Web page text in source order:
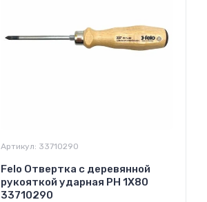
Артикул: 33710290
Felo Отвертка с деревянной
рукояткой ударная PH 1Х80
33710290